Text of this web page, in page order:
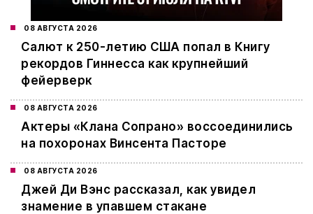
08 АВГУСТА 2026
Салют к 250-летию США попал в Книгу
рекордов Гиннесса как крупнейший
фейерверк
08 АВГУСТА 2026
Актеры «Клана Сопрано» воссоединились
на похоронах Винсента Пасторе
08 АВГУСТА 2026
Джей Ди Вэнс рассказал, как увидел
знамение в упавшем стакане